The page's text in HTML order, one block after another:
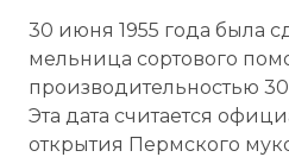
30 июня 1955 года была
мельница сортового
производительностью
Эта дата считается
открытия Пермского